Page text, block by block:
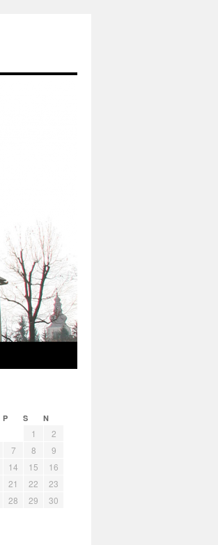
P S N
1
2
7 8
9
14 15
16
21 22
23
28 29
30